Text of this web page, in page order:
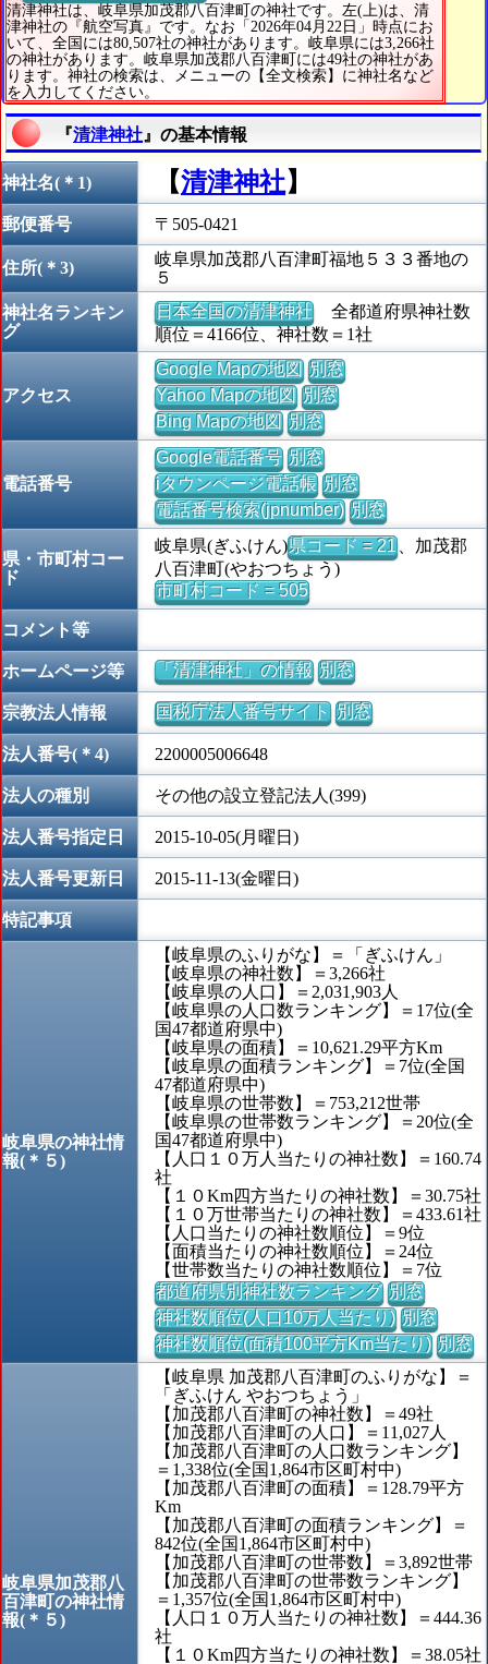
清津神社は、岐阜県加茂郡八百津町の神社です。左(上)は、清
津神社の『航空写真』です。なお「2026年04月22日」時点にお
いて、全国には80,507社の神社があります。岐阜県には3,266社
の神社があります。岐阜県加茂郡八百津町には49社の神社があ
ります。神社の検索は、メニューの【全文検索】に神社名など
を入力してください。
『清津神社 』の基本情報
神社名(＊1) 【清津神社】
郵便番号 〒505-0421
住所(＊3)
岐阜県加茂郡八百津町福地５３３番地の
５
神社名ランキン
グ
日本全国の清津神社全都道府県神社数
順位＝4166位、神社数＝1社
アクセス
Google Mapの地図 別窓
Yahoo Mapの地図 別窓
Bing Mapの地図 別窓
電話番号
Google電話番号 別窓
iタウンページ電話帳 別窓
電話番号検索(jpnumber) 別窓
県・市町村コー
ド
岐阜県(ぎふけん)県コード = 21、加茂郡
八百津町(やおつちょう)
市町村コード = 505
コメント等
ホームページ等 「清津神社」の情報 別窓
宗教法人情報 国税庁法人番号サイト 別窓
法人番号(＊4) 2200005006648
法人の種別 その他の設立登記法人(399)
法人番号指定日 2015-10-05(月曜日)
法人番号更新日 2015-11-13(金曜日)
特記事項
岐阜県の神社情
報(＊５)
【岐阜県のふりがな】＝「ぎふけん」
【岐阜県の神社数】＝3,266社
【岐阜県の人口】＝2,031,903人
【岐阜県の人口数ランキング】＝17位(全
国47都道府県中)
【岐阜県の面積】＝10,621.29平方Km
【岐阜県の面積ランキング】＝7位(全国
47都道府県中)
【岐阜県の世帯数】＝753,212世帯
【岐阜県の世帯数ランキング】＝20位(全
国47都道府県中)
【人口１０万人当たりの神社数】＝160.74
社
【１０Km四方当たりの神社数】＝30.75社
【１０万世帯当たりの神社数】＝433.61社
【人口当たりの神社数順位】＝9位
【面積当たりの神社数順位】＝24位
【世帯数当たりの神社数順位】＝7位
都道府県別神社数ランキング 別窓
神社数順位(人口10万人当たり) 別窓
神社数順位(面積100平方Km当たり) 別窓
岐阜県加茂郡八
百津町の神社情
報(＊５)
【岐阜県 加茂郡八百津町のふりがな】＝
「ぎふけん やおつちょう」
【加茂郡八百津町の神社数】＝49社
【加茂郡八百津町の人口】＝11,027人
【加茂郡八百津町の人口数ランキング】
＝1,338位(全国1,864市区町村中)
【加茂郡八百津町の面積】＝128.79平方
Km
【加茂郡八百津町の面積ランキング】＝
842位(全国1,864市区町村中)
【加茂郡八百津町の世帯数】＝3,892世帯
【加茂郡八百津町の世帯数ランキング】
＝1,357位(全国1,864市区町村中)
【人口１０万人当たりの神社数】＝444.36
社
【１０Km四方当たりの神社数】＝38.05社